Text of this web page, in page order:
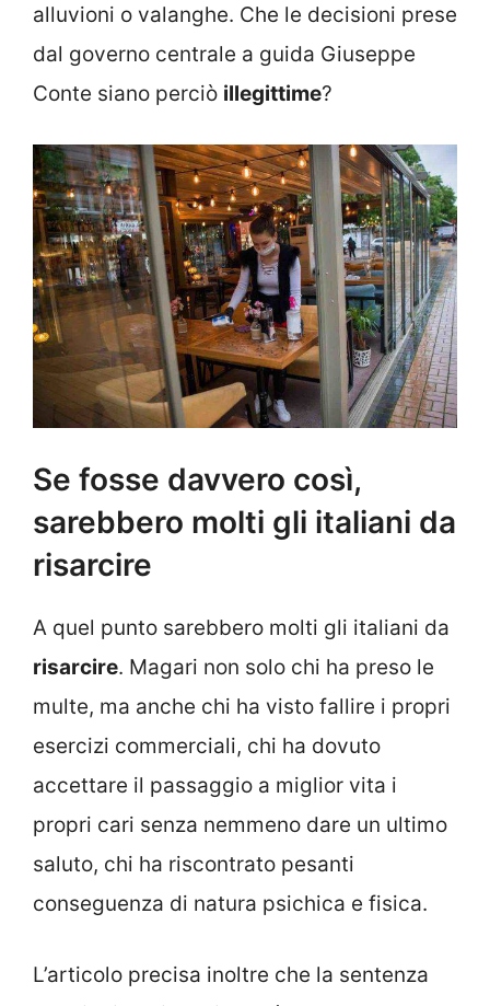
alluvioni o valanghe. Che le decisioni prese
dal governo centrale a guida Giuseppe
Conte siano perciò illegittime?
Se fosse davvero così,
sarebbero molti gli italiani da
risarcire
A quel punto sarebbero molti gli italiani da
risarcire. Magari non solo chi ha preso le
multe, ma anche chi ha visto fallire i propri
esercizi commerciali, chi ha dovuto
accettare il passaggio a miglior vita i
propri cari senza nemmeno dare un ultimo
saluto, chi ha riscontrato pesanti
conseguenza di natura psichica e fisica.
L’articolo precisa inoltre che la sentenza